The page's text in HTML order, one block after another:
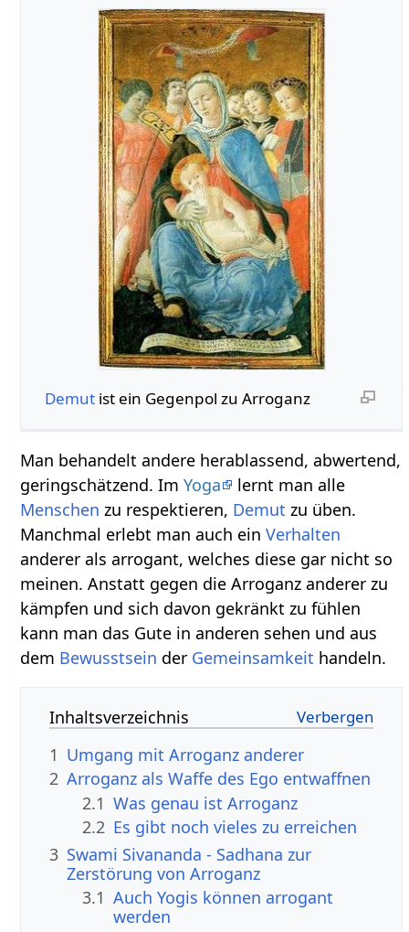
Demutist ein Gegenpol zu Arroganz
Man behandelt andere herablassend, abwertend,
geringschätzend. ImYoga
lernt man alle
Menschen zu respektieren, Demut zu üben.
Manchmal erlebt man auch einVerhalten
anderer als arrogant, welches diese gar nicht so
meinen. Anstatt gegen die Arroganz anderer zu
kämpfen und sich davon gekränkt zu fühlen
kann man das Gute in anderen sehen und aus
dem Bewusstsein der Gemeinsamkeit handeln.
Inhaltsverzeichnis
1 Umgang mit Arroganz anderer
2 Arroganz als Waffe des Ego entwaffnen
2.1 Was genau ist Arroganz
2.2 Es gibt noch vieles zu erreichen
3 Swami Sivananda - Sadhana zur
Zerstörung von Arroganz
3.1 Auch Yogis können arrogant
werden